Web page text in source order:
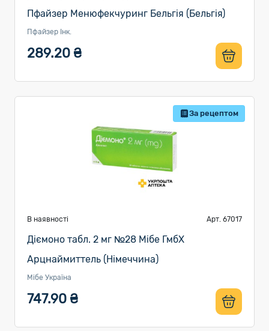
Пфайзер Менюфекчуринг Бельгія (Бельгія)
Пфайзер Інк.
289.20 ₴
За рецептом
В наявності Арт. 67017
Діємоно табл. 2 мг №28 Мібе ГмбХ
Арцнаймиттель (Німеччина)
Мібе Україна
747.90 ₴